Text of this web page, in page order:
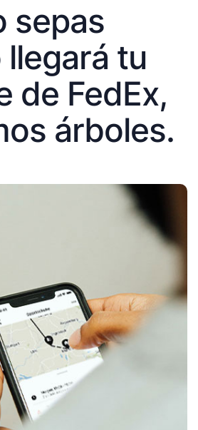
sepas
tu
de FedEx,
árboles.